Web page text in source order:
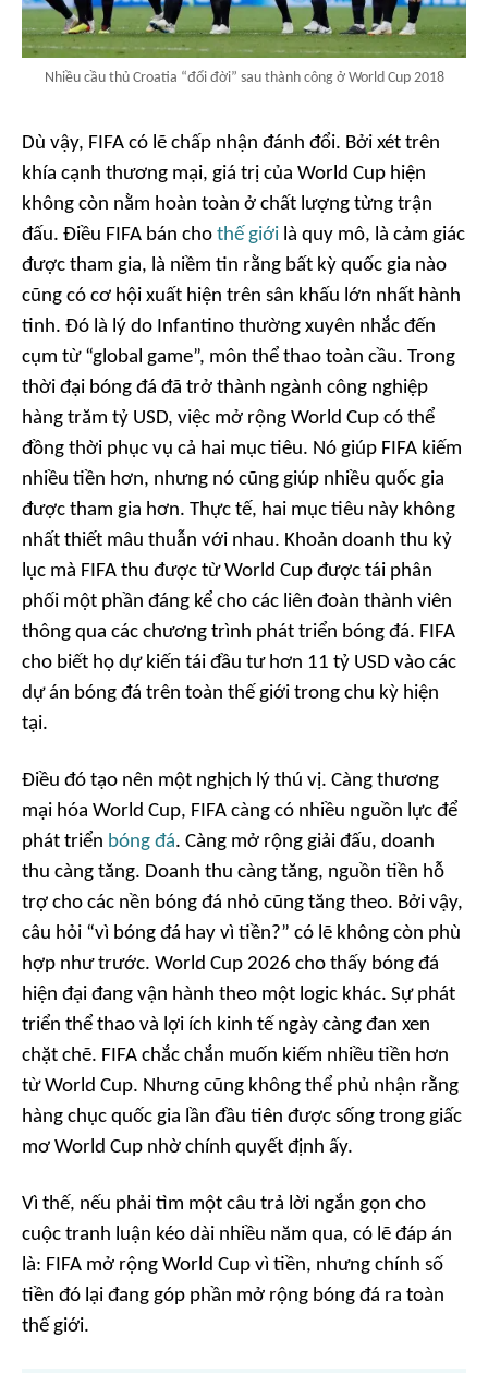
Nhiều cầu thủ Croatia “đổi đời” sau thành công ở World Cup 2018
Dù vậy, FIFA có lẽ chấp nhận đánh đổi. Bởi xét trên
khía cạnh thương mại, giá trị của World Cup hiện
không còn nằm hoàn toàn ở chất lượng từng trận
đấu. Điều FIFA bán cho thế giới là quy mô, là cảm giác
được tham gia, là niềm tin rằng bất kỳ quốc gia nào
cũng có cơ hội xuất hiện trên sân khấu lớn nhất hành
tinh. Đó là lý do Infantino thường xuyên nhắc đến
cụm từ “global game”, môn thể thao toàn cầu. Trong
thời đại bóng đá đã trở thành ngành công nghiệp
hàng trăm tỷ USD, việc mở rộng World Cup có thể
đồng thời phục vụ cả hai mục tiêu. Nó giúp FIFA kiếm
nhiều tiền hơn, nhưng nó cũng giúp nhiều quốc gia
được tham gia hơn. Thực tế, hai mục tiêu này không
nhất thiết mâu thuẫn với nhau. Khoản doanh thu kỷ
lục mà FIFA thu được từ World Cup được tái phân
phối một phần đáng kể cho các liên đoàn thành viên
thông qua các chương trình phát triển bóng đá. FIFA
cho biết họ dự kiến tái đầu tư hơn 11 tỷ USD vào các
dự án bóng đá trên toàn thế giới trong chu kỳ hiện
tại.
Điều đó tạo nên một nghịch lý thú vị. Càng thương
mại hóa World Cup, FIFA càng có nhiều nguồn lực để
phát triển bóng đá. Càng mở rộng giải đấu, doanh
thu càng tăng. Doanh thu càng tăng, nguồn tiền hỗ
trợ cho các nền bóng đá nhỏ cũng tăng theo. Bởi vậy,
câu hỏi “vì bóng đá hay vì tiền?” có lẽ không còn phù
hợp như trước. World Cup 2026 cho thấy bóng đá
hiện đại đang vận hành theo một logic khác. Sự phát
triển thể thao và lợi ích kinh tế ngày càng đan xen
chặt chẽ. FIFA chắc chắn muốn kiếm nhiều tiền hơn
từ World Cup. Nhưng cũng không thể phủ nhận rằng
hàng chục quốc gia lần đầu tiên được sống trong giấc
mơ World Cup nhờ chính quyết định ấy.
Vì thế, nếu phải tìm một câu trả lời ngắn gọn cho
cuộc tranh luận kéo dài nhiều năm qua, có lẽ đáp án
là: FIFA mở rộng World Cup vì tiền, nhưng chính số
tiền đó lại đang góp phần mở rộng bóng đá ra toàn
thế giới.